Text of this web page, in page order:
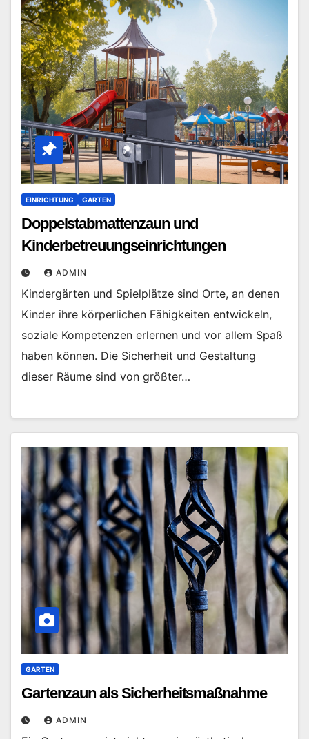
EINRICHTUNG GARTEN
Doppelstabmattenzaun und
Kinderbetreuungseinrichtungen
ADMIN
Kindergärten und Spielplätze sind Orte, an denen
Kinder ihre körperlichen Fähigkeiten entwickeln,
soziale Kompetenzen erlernen und vor allem Spaß
haben können. Die Sicherheit und Gestaltung
dieser Räume sind von größter…
GARTEN
Gartenzaun als Sicherheitsmaßnahme
ADMIN